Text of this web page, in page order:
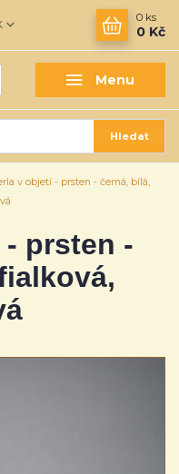
Menu
Hledat
0 ks
0 Kč
v objetí - prsten - černá, bílá,
prsten -